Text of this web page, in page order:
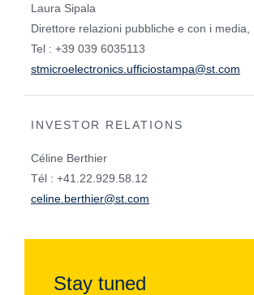
Laura Sipala
Direttore relazioni pubbliche e con i media,
Tel : +39 039 6035113
stmicroelectronics.ufficiostampa@st.com
INVESTOR RELATIONS
Céline Berthier
Tél : +41.22.929.58.12
celine.berthier@st.com
Stay tuned